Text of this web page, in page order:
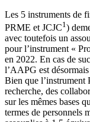
Les 5 instruments de
PRME et JCJC1 )
avec toutefois un
pour l’instrument «
en 2022. En cas de
l’AAPG est
Bien que l’instrument
recherche, des
sur les mêmes bases
termes de personnels